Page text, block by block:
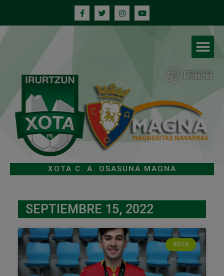
XOTA C. A. OSASUNA MAGNA
SEPTIEMBRE 15, 2022
XOTA